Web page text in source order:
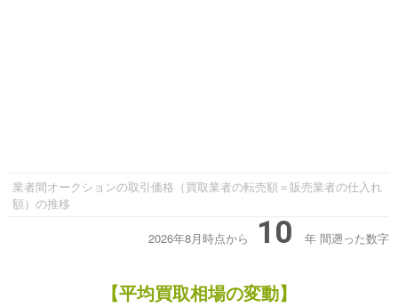
業者間オークションの取引価格（買取業者の転売額＝販売業者の仕入れ
額）の推移
2026年8月時点から 10 年 間遡った数字
【平均買取相場の変動】